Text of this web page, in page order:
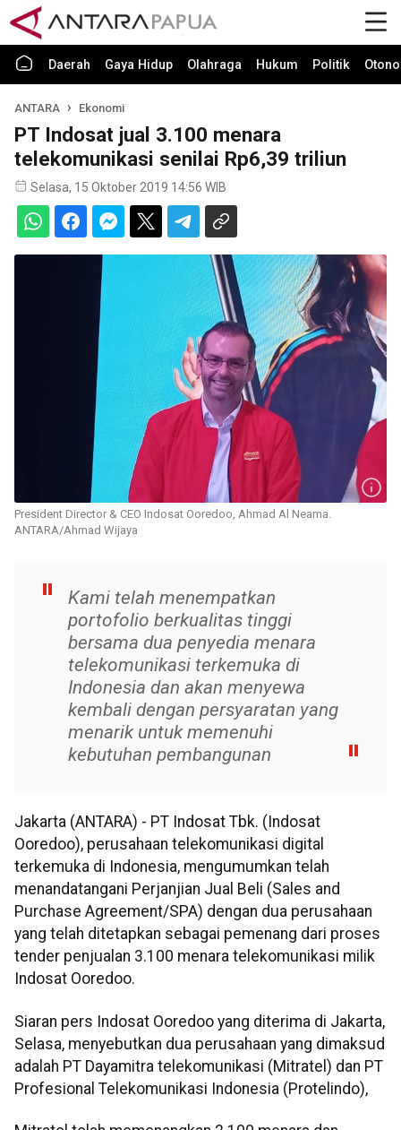
Daerah Gaya Hidup Olahraga Hukum Politik
ANTARA Ekonomi
PT Indosat jual 3.100 menara
telekomunikasi senilai Rp6,39 triliun
Selasa, 15 Oktober 2019 14:56 WIB
President Director & CEO Indosat Ooredoo, Ahmad Al Neama.
ANTARA/Ahmad Wijaya
Kami telah menempatkan
portofolio berkualitas tinggi
bersama dua penyedia menara
telekomunikasi terkemuka di
Indonesia dan akan menyewa
kembali dengan persyaratan yang
menarik untuk memenuhi
kebutuhan pembangunan
Jakarta (ANTARA) - PT Indosat Tbk. (Indosat
Ooredoo), perusahaan telekomunikasi digital
terkemuka di Indonesia, mengumumkan telah
menandatangani Perjanjian Jual Beli (Sales and
Purchase Agreement/SPA) dengan dua perusahaan
yang telah ditetapkan sebagai pemenang dari proses
tender penjualan 3.100 menara telekomunikasi milik
Indosat Ooredoo.
Siaran pers Indosat Ooredoo yang diterima di Jakarta,
Selasa, menyebutkan dua perusahaan yang dimaksud
adalah PT Dayamitra telekomunikasi (Mitratel) dan PT
Profesional Telekomunikasi Indonesia (Protelindo),